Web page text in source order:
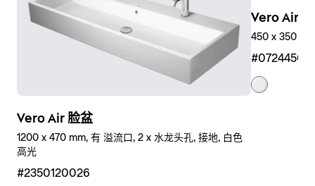
Vero Air 脸盆
1200 x 470 mm, 有 溢流口, 2 x 水龙头孔, 接地, 白色
高光
#2350120026
Vero Air
450 x 350